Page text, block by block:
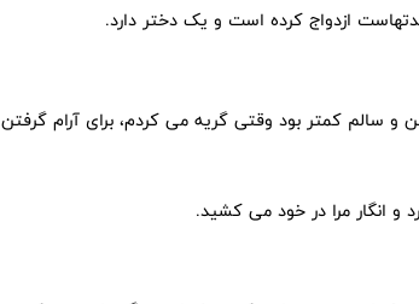
ازدواج کرده است و یک دختر دارد.
سالم کمتر بود وقتی گریه می کردم، برای آرام گرفتن
انگار مرا در خود می کشید.